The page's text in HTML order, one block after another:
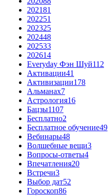
202181
202251
202325
202448
202533
202614
Everyday Фэн Шуй112
Активации41
Активизации178
Альманах7
Астрология16
Бацзы1107
Бесплатно2
Бесплатное обучение49
Вебинары48
Волшебные вещи3
Вопросы-ответы4
Впечатления20
Встречи3
Выбор дат52
Гороскоп86